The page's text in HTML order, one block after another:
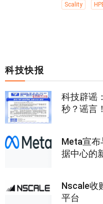
Scality
科技快报
科技辟谣
秒？谣言！
Meta宣布
据中心的
Nscale收
平台